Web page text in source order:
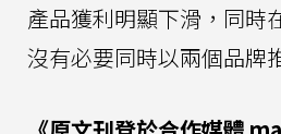
產品獲利明顯下滑，同時
沒有必要同時以兩個品牌